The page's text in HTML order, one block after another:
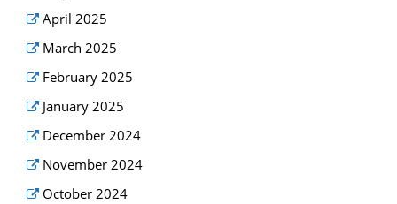
April 2025
March 2025
February 2025
January 2025
December 2024
November 2024
October 2024